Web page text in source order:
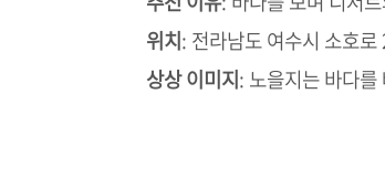
위치: 전라남도 여수시 소호
상상 이미지: 노을지는 바다